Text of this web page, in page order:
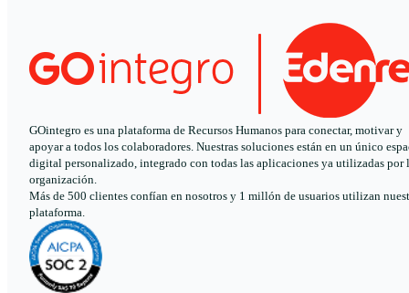
GOintegro es una plataforma de Recursos Humanos para conectar, motivar y
apoyar a todos los colaboradores. Nuestras soluciones están en un único
digital personalizado, integrado con todas las aplicaciones ya utilizadas por
organización.
Más de 500 clientes confían en nosotros y 1 millón de usuarios utilizan
plataforma.